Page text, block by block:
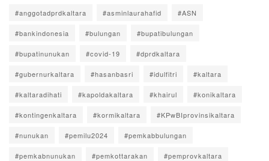
#anggotadprdkaltara #asminlaurahafid #ASN
#bankindonesia #bulungan #bupatibulungan
#bupatinunukan #covid-19 #dprdkaltara
#gubernurkaltara #hasanbasri #idulfitri #kaltara
#kaltaradihati #kapoldakaltara #khairul #konikaltara
#kontingenkaltara #kormikaltara #KPwBIprovinsikaltara
#nunukan #pemilu2024 #pemkabbulungan
#pemkabnunukan #pemkottarakan #pemprovkaltara